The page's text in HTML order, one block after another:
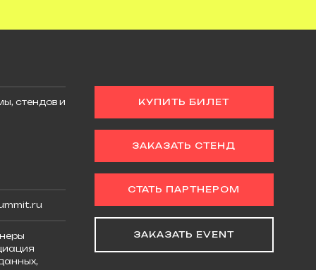
стендов и КУПИТЬ БИЛЕТ
ЗАКАЗАТЬ СТЕНД
СТАТЬ ПАРТНЕРОМ
ЗАКАЗАТЬ EVENT